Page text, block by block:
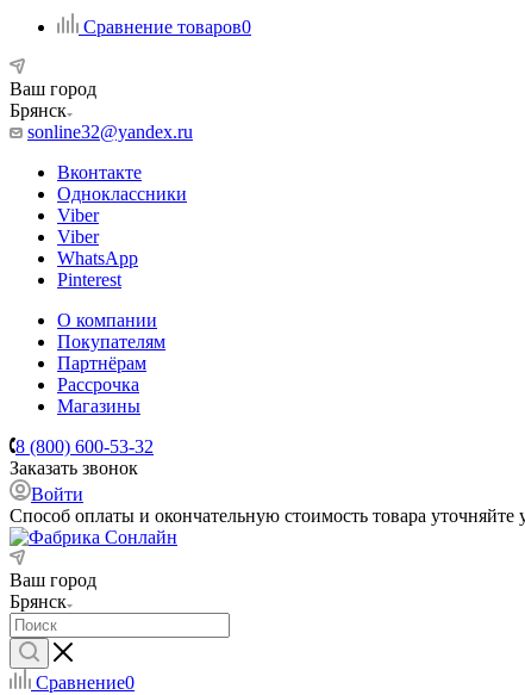
Сравнение товаров0
Ваш город
Брянск
sonline32@yandex.ru
Вконтакте
Одноклассники
Viber
Viber
WhatsApp
Pinterest
О компании
Покупателям
Партнёрам
Рассрочка
Магазины
8 (800) 600-53-32
Заказать звонок
Войти
Способ оплаты и окончательную стоимость товара
Ваш город
Брянск
Сравнение0